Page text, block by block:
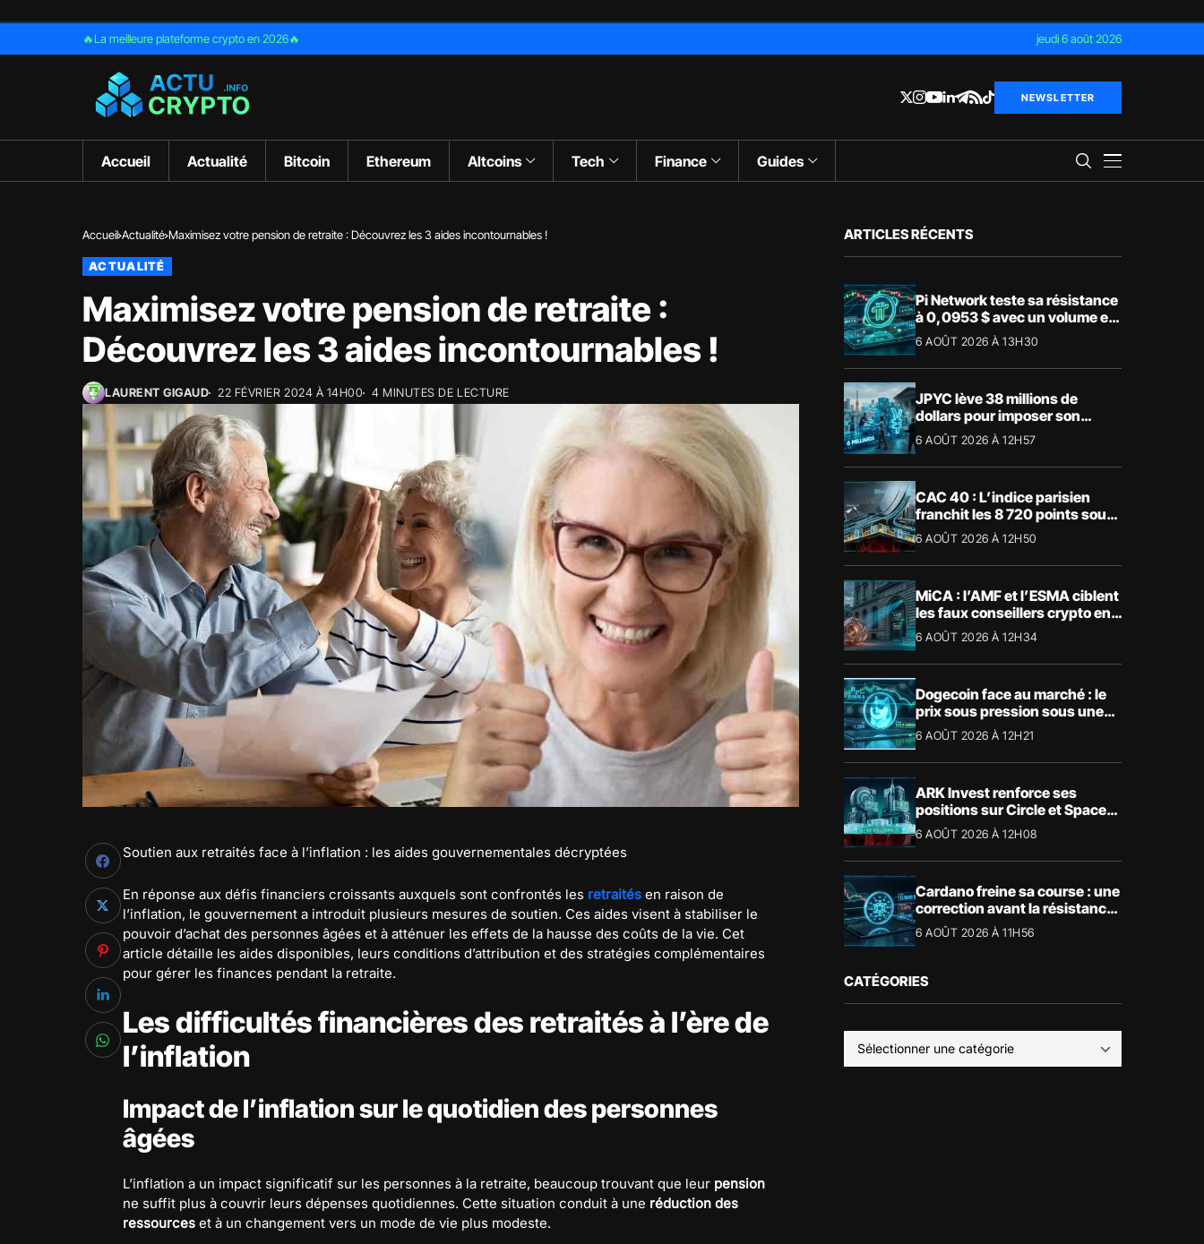
🔥La meilleure plateforme crypto en 2026🔥 jeudi 6 août 2026
NEWSLETTER
Accueil Actualité Bitcoin Ethereum Altcoins Tech Finance Guides
Accueil Actualité Maximisez votre pension de retraite : Découvrez les 3 aides incontournables !
ACTUALITÉ
Maximisez votre pension de retraite :
Découvrez les 3 aides incontournables !
LAURENT GIGAUD 22 FÉVRIER 2024 À 14H00 4 MINUTES DE LECTURE
Soutien aux retraités face à l’inflation : les aides gouvernementales décryptées
En réponse aux défis financiers croissants auxquels sont confrontés les retraités en raison de
l’inflation, le gouvernement a introduit plusieurs mesures de soutien. Ces aides visent à stabiliser le
pouvoir d’achat des personnes âgées et à atténuer les effets de la hausse des coûts de la vie. Cet
article détaille les aides disponibles, leurs conditions d’attribution et des stratégies complémentaires
pour gérer les finances pendant la retraite.
Les difficultés financières des retraités à l’ère de
l’inflation
Impact de l’inflation sur le quotidien des personnes
âgées
L’inflation a un impact significatif sur les personnes à la retraite, beaucoup trouvant que leur pension
ne suffit plus à couvrir leurs dépenses quotidiennes. Cette situation conduit à une réduction des
ressources et à un changement vers un mode de vie plus modeste.
ARTICLES RÉCENTS
Pi Network teste sa résistance
à 0,0953 $ avec un volume en
forte hausse
6 AOÛT 2026 À 13H30
JPYC lève 38 millions de
dollars pour imposer son
stablecoin yen au Japon
6 AOÛT 2026 À 12H57
CAC 40 : L’indice parisien
franchit les 8 720 points sous
l’impulsion du luxe
6 AOÛT 2026 À 12H50
MiCA : l’AMF et l’ESMA ciblent
les faux conseillers crypto en
Europe
6 AOÛT 2026 À 12H34
Dogecoin face au marché : le
prix sous pression sous une
résistance décisive
6 AOÛT 2026 À 12H21
ARK Invest renforce ses
positions sur Circle et SpaceX
: ce que révèlent les chiffres
6 AOÛT 2026 À 12H08
Cardano freine sa course : une
correction avant la résistance
?
6 AOÛT 2026 À 11H56
CATÉGORIES